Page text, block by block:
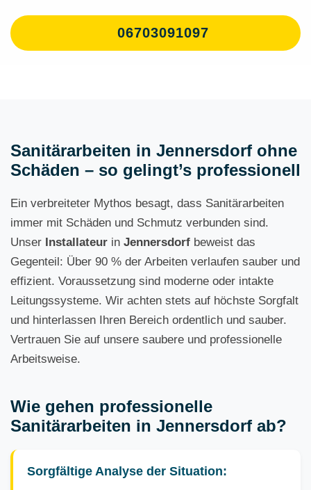
06703091097
Sanitärarbeiten in Jennersdorf ohne
Schäden – so gelingt’s professionell
Ein verbreiteter Mythos besagt, dass Sanitärarbeiten
immer mit Schäden und Schmutz verbunden sind.
Unser Installateur in Jennersdorf beweist das
Gegenteil: Über 90 % der Arbeiten verlaufen sauber und
effizient. Voraussetzung sind moderne oder intakte
Leitungssysteme. Wir achten stets auf höchste Sorgfalt
und hinterlassen Ihren Bereich ordentlich und sauber.
Vertrauen Sie auf unsere saubere und professionelle
Arbeitsweise.
Wie gehen professionelle
Sanitärarbeiten in Jennersdorf ab?
Sorgfältige Analyse der Situation: